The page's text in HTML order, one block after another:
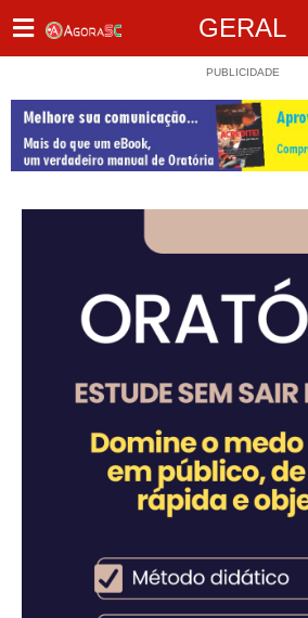
GERAL
PUBLICIDADE